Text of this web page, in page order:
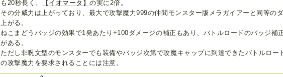
も20秒長く、
【イオマータ】の実に2倍。
その分威力は上がっており、最大で攻撃魔力999の仲間モンスター版メラガイアーと同等の
上がる。
ねこまどうバッジの効果で1発あたり+100ダメージの補正もあり、バトルロードのバッジ補
がある。
ただし非呪文型のモンスターでも装備やバッジ次第で攻魔キャップに到達できたバトルロー
の攻撃魔力を要求されることには注意。